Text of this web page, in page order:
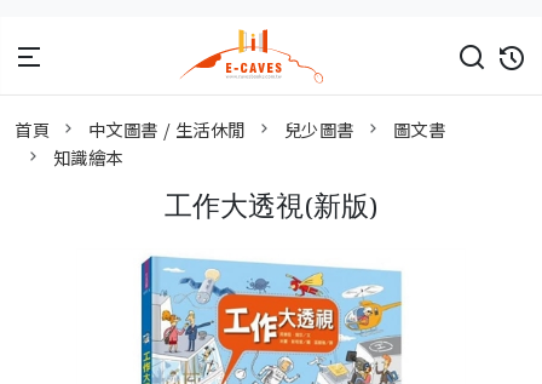
首頁 中文圖書 / 生活休閒 兒少圖書
圖文書
知識繪本
工作大透視(新版)